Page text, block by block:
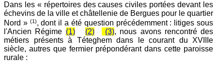
Dans les « répertoires des causes civiles portées devant les
échevins de la ville et châtellenie de Bergues pour le quartier
Nord » (1), dont il a été question précédemment : litiges sous
l'Ancien Régime (1) (2) (3), nous avons rencontré des
métiers présents à Téteghem dans le courant du XVIIIe
siècle, autres que fermier prépondérant dans cette paroisse
rurale :